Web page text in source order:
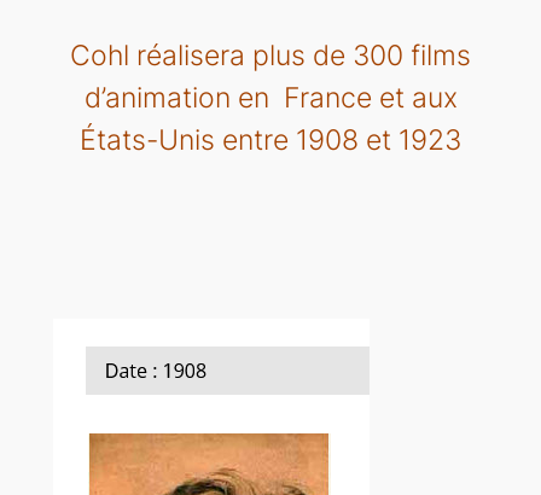
Cohl réalisera plus de 300 films
d’animation en France et aux
États-Unis entre 1908 et 1923